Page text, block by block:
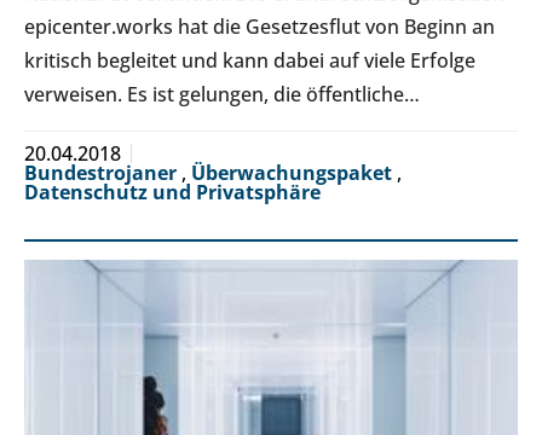
epicenter.works hat die Gesetzesflut von Beginn an
kritisch begleitet und kann dabei auf viele Erfolge
verweisen. Es ist gelungen, die öffentliche…
20.04.2018
Bundestrojaner , Überwachungspaket ,
Datenschutz und Privatsphäre